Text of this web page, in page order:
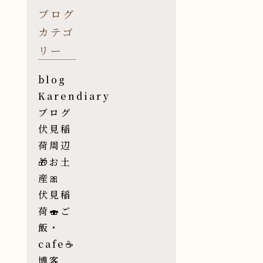
ブログ
カテゴ
リー
blog
Karendiary
ブログ
伏見稲
荷周辺
🎁お土
産🎀
伏見稲
荷🍣ご
飯・
cafe☕️